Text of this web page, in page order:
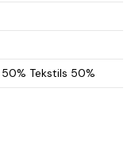
Tekstils 50%